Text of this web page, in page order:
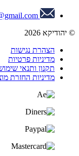
© יהודיקא 2026
הצהרת נגישות
מדיניות פרטיות
תקנון ותנאי
מדיניות החזרת